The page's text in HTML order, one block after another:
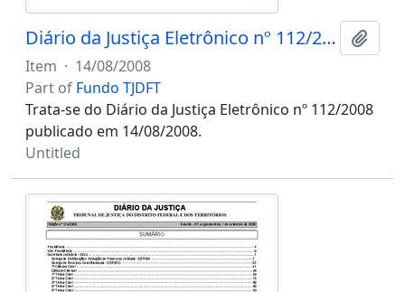
Diário da Justiça Eletrônico nº 112/2008
Item · 14/08/2008
Part of Fundo TJDFT
Trata-se do Diário da Justiça Eletrônico nº 112/2008
publicado em 14/08/2008.
Untitled